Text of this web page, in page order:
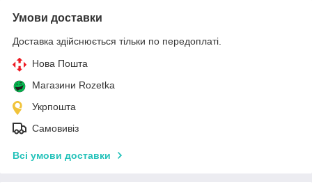
Умови доставки
Доставка здійснюється тільки по передоплаті.
Нова Пошта
Магазини Rozetka
Укрпошта
Самовивіз
Всі умови доставки